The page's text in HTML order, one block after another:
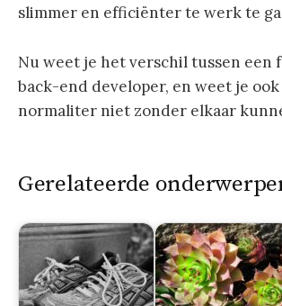
slimmer en efficiënter te werk te
Nu weet je het verschil tussen een
back-end developer, en weet je ook
normaliter niet zonder elkaar
Gerelateerde